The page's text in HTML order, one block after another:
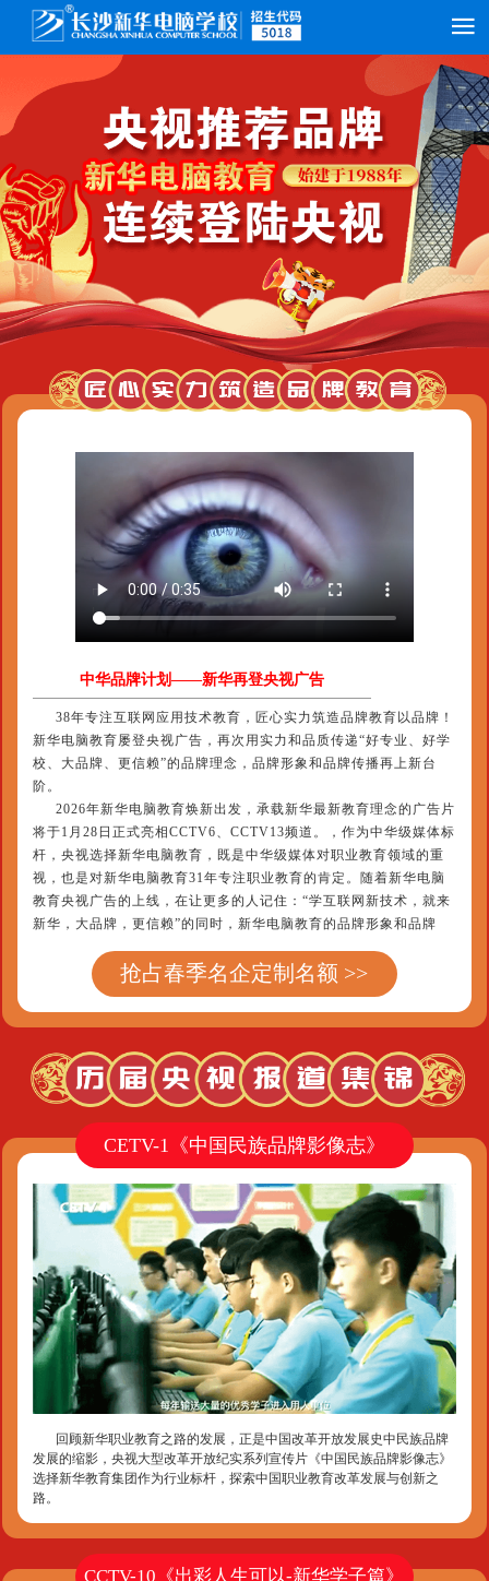
你愿意与学姐一起学IT吗
中华品牌计划——新华再登央视广告
38年专注互联网应用技术教育，匠心实力筑造品牌教育以品牌！
新华电脑教育屡登央视广告，再次用实力和品质传递“好专业、好学
校、大品牌、更信赖”的品牌理念，品牌形象和品牌传播再上新台
阶。
2026年新华电脑教育焕新出发，承载新华最新教育理念的广告片
将于1月28日正式亮相CCTV6、CCTV13频道。，作为中华级媒体标
杆，央视选择新华电脑教育，既是中华级媒体对职业教育领域的重
视，也是对新华电脑教育31年专注职业教育的肯定。随着新华电脑
教育央视广告的上线，在让更多的人记住：“学互联网新技术，就来
新华，大品牌，更信赖”的同时，新华电脑教育的品牌形象和品牌
抢占春季名企定制名额 >>
CETV-1《中国民族品牌影像志》
回顾新华职业教育之路的发展，正是中国改革开放发展史中民族品牌
发展的缩影，央视大型改革开放纪实系列宣传片《中国民族品牌影像志》
选择新华教育集团作为行业标杆，探索中国职业教育改革发展与创新之
路。
CCTV-10《出彩人生可以-新华学子篇》